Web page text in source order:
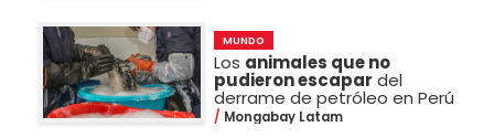
MUNDO
Los animales que no
pudieron escapar del
derrame de petróleo en Perú
Mongabay Latam